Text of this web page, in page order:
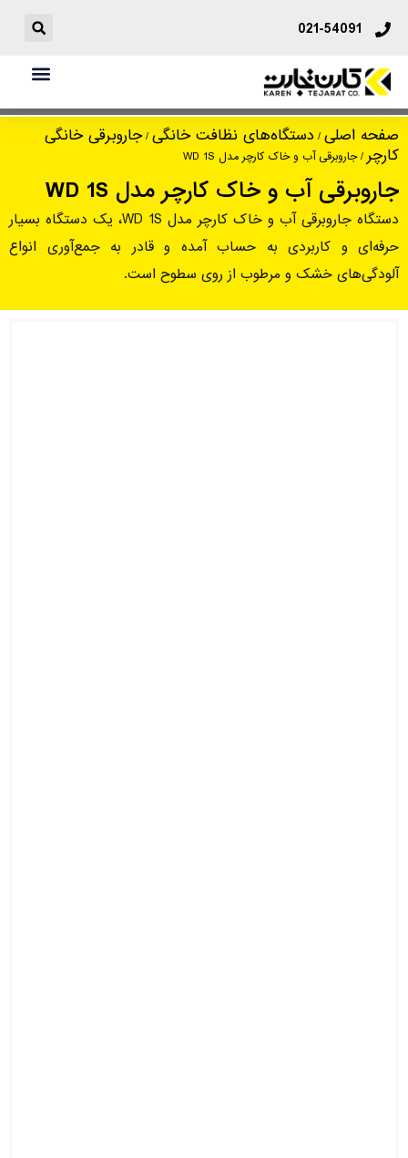
021-54091
جاروبرقی آب و خاک کارچر مدل WD 1S
صفحه اصلی / دستگاه‌های نظافت خانگی /جاروبرقی خانگی
کارچر / جاروبرقی آب و خاک کارچر مدل WD 1S
جاروبرقی آب و خاک کارچر مدل WD 1S
دستگاه جاروبرقی آب و خاک کارچر مدل WD 1S، یک دستگاه بسیار
حرفه‌ای و کاربردی به حساب آمده و قادر به جمع‌آوری انواع
آلودگی‌های خشک و مرطوب از روی سطوح است.